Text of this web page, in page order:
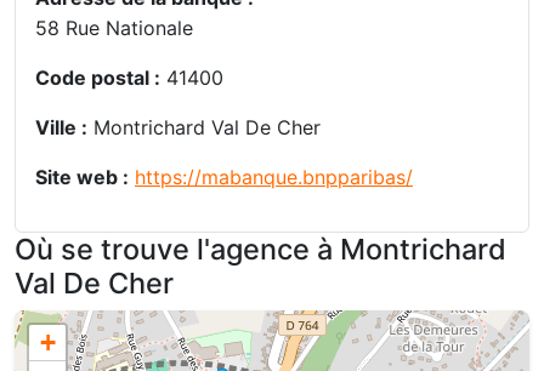
58 Rue Nationale
Code postal : 41400
Ville : Montrichard Val De Cher
Site web : https://mabanque.bnpparibas/
Où se trouve l'agence à Montrichard
Val De Cher
+